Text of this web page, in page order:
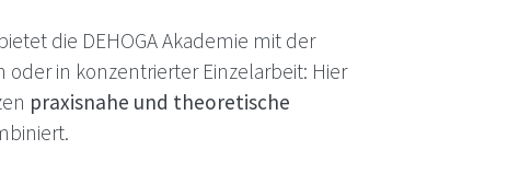
die DEHOGAAkademie mit der
in konzentrierter Einzelarbeit: Hier
praxisnahe und theoretische